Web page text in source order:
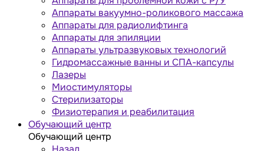
Аппараты вакуумно-роликового массажа
Аппараты для радиолифтинга
Аппараты для эпиляции
Аппараты ультразвуковых технологий
Гидромассажные ванны и СПА-капсулы
Лазеры
Миостимуляторы
Стерилизаторы
Физиотерапия и реабилитация
Обучающий центр
Обучающий центр